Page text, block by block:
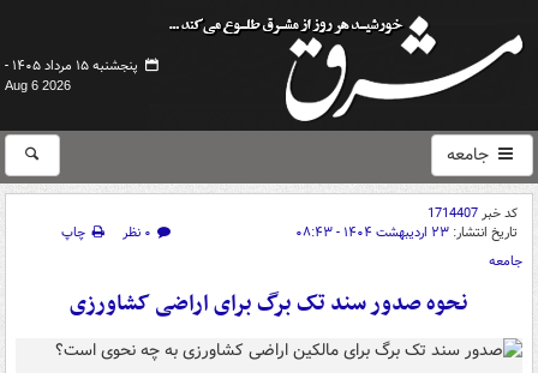
پنجشنبه ۱۵ مرداد ۱۴۰۵ -
Aug 6 2026
جامعه
کد خبر1714407
تاریخ انتشار: ۲۳ اردیبهشت ۱۴۰۴ - ۰۸:۴۳ ۰ نظر
چاپ
جامعه
نحوه صدور سند تک برگ برای اراضی کشاورزی